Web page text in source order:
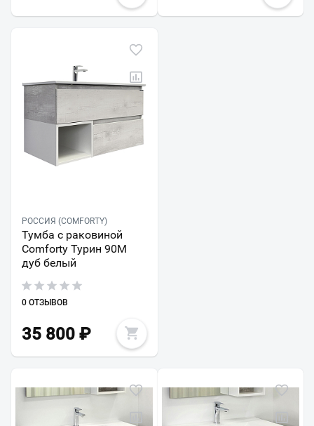
РОССИЯ (COMFORTY)
Тумба с раковиной
Comforty Турин 90М
дуб белый
0 ОТЗЫВОВ
35 800 ₽